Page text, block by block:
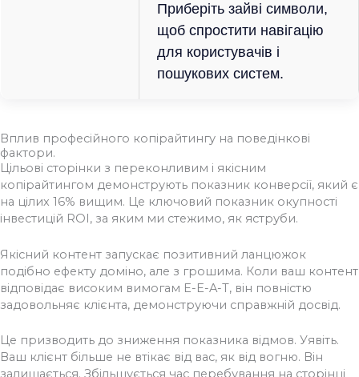
Приберіть зайві символи,
щоб спростити навігацію
для користувачів і
пошукових систем.
Вплив професійного копірайтингу на поведінкові
фактори.
Цільові сторінки з переконливим і якісним
копірайтингом демонструють показник конверсії, який є
на цілих 16% вищим. Це ключовий показник окупності
інвестицій ROI, за яким ми стежимо, як яструби.
Якісний контент запускає позитивний ланцюжок
подібно ефекту доміно, але з грошима. Коли ваш контент
відповідає високим вимогам E-E-A-T, він повністю
задовольняє клієнта, демонструючи справжній досвід.
Це призводить до зниження показника відмов. Уявіть.
Ваш клієнт більше не втікає від вас, як від вогню. Він
залишається. Збільшується час перебування на сторінці